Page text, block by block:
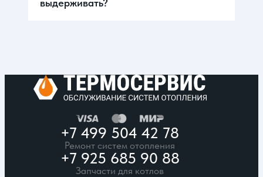
выдерживать?
+7 499 504 42 78
Ремонт систем отопления
+7 925 685 90 88
Запчасти для котлов